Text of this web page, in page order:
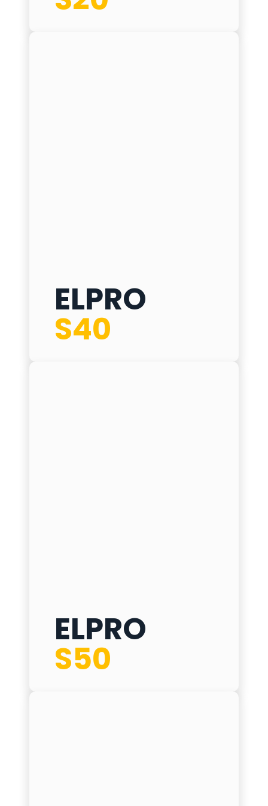
ELPRO
S40
ELPRO S40
ELPRO
S50
ELPRO S50